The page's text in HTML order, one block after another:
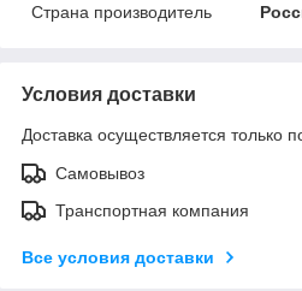
Страна производитель
Условия доставки
Доставка осуществляется только
Самовывоз
Транспортная компания
Все условия доставки